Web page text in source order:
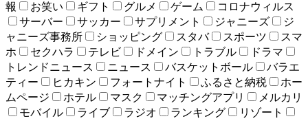
報
お笑い ギフト グルメ ゲーム
コロナウィルス
サーバー
サッカー サプリメント ジャニーズ
ジ
ャニーズ事務所
ショッピング スタバ スポーツ
スマ
ホ
セクハラ テレビ ドメイン トラブル
ドラマ
トレンドニュース
ニュース バスケットボール
バラエ
ティー
ヒカキン フォートナイト ふるさと納税
ホー
ムページ
ホテル マスク マッチングアプリ
メルカリ
モバイル
ライブ ラジオ ランキング
リゾート